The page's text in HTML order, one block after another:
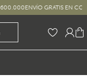
GRATIS EN COMPRAS